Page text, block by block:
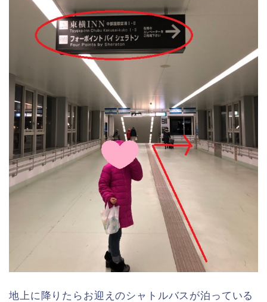
地上に降りたらお迎えのシャトルバスが泊っている